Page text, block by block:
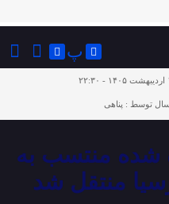
پ
توسط : پناهی
شده منتسب به
منتقل شد